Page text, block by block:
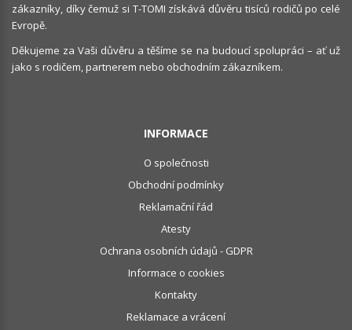
zákazníky, díky čemuž si T-TOMI získává důvěru tisíců rodičů po celé
Evropě.
Děkujeme za Vaši důvěru a těšíme se na budoucí spolupráci – ať už
jako s rodičem, partnerem nebo obchodním zákazníkem.
INFORMACE
O společnosti
Obchodní podmínky
Reklamační řád
Atesty
Ochrana osobních údajů - GDPR
Informace o cookies
Kontakty
Reklamace a vrácení